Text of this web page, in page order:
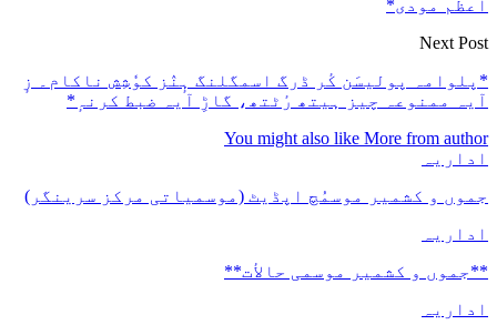
اعظم مودی*
Next Post
*پلوامہ پولیسَن کٔر ڈرگ اسمگلنگ ہٕنٛز کوٗشِش ناکام۔ زٕ
آیہ ممنوعہ چیز ہیتھ رٔٹتھ، گاڑِ آیہ ضبط کرنہٕ*
You might also like More from author
اداریہ
جموں و کشمیر موسمُچ اپڈیٹ (موسمیاتی مرکز سرینگر)
اداریہ
**جموں و كشمیر موسمی حالأت**
اداریہ